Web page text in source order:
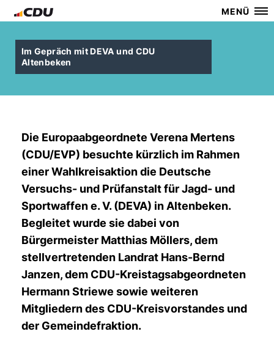
MENÜ
Im Gepräch mit DEVA und CDU
Altenbeken
Die Europaabgeordnete Verena Mertens
(CDU/EVP) besuchte kürzlich im Rahmen
einer Wahlkreisaktion die Deutsche
Versuchs- und Prüfanstalt für Jagd- und
Sportwaffen e. V. (DEVA) in Altenbeken.
Begleitet wurde sie dabei von
Bürgermeister Matthias Möllers, dem
stellvertretenden Landrat Hans-Bernd
Janzen, dem CDU-Kreistagsabgeordneten
Hermann Striewe sowie weiteren
Mitgliedern des CDU-Kreisvorstandes und
der Gemeindefraktion.